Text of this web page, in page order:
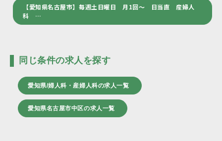
【愛知県名古屋市】毎週土日曜日 月1回～ 日当直 産婦人
科 …
同じ条件の求人を探す
愛知県/婦人科・産婦人科の求人一覧
愛知県名古屋市中区の求人一覧